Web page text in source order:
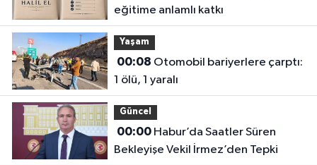
eğitime anlamlı katkı
Yaşam
00:08
1 ölü, 1 yaralı
Güncel
00:00Habur’da Saatler Süren
Bekleyişe Vekil İrmez’den Tepki